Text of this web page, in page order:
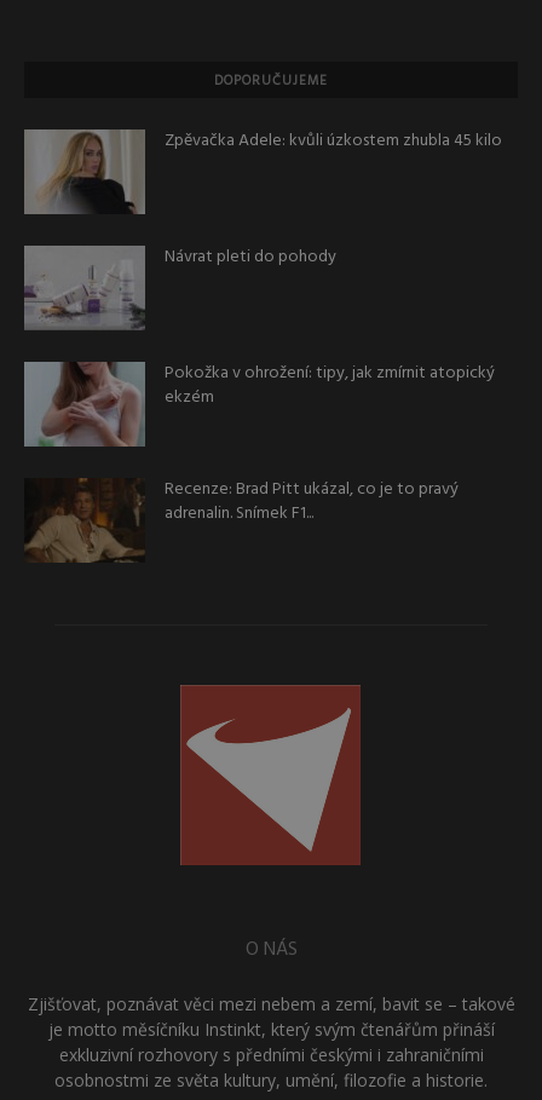
DOPORUČUJEME
Zpěvačka Adele: kvůli úzkostem zhubla 45 kilo
Návrat pleti do pohody
Pokožka v ohrožení: tipy, jak zmírnit atopický
ekzém
Recenze: Brad Pitt ukázal, co je to pravý
adrenalin. Snímek F1...
O NÁS
Zjišťovat, poznávat věci mezi nebem a zemí, bavit se – takové
je motto měsíčníku Instinkt, který svým čtenářům přináší
exkluzivní rozhovory s předními českými i zahraničními
osobnostmi ze světa kultury, umění, filozofie a historie.